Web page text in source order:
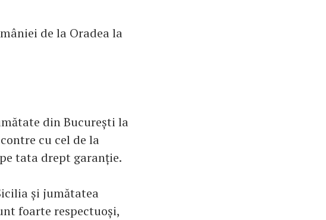
de la Oradea la
din București la
cu cel de la
tata drept garanție.
și jumătatea
foarte respectuoși,